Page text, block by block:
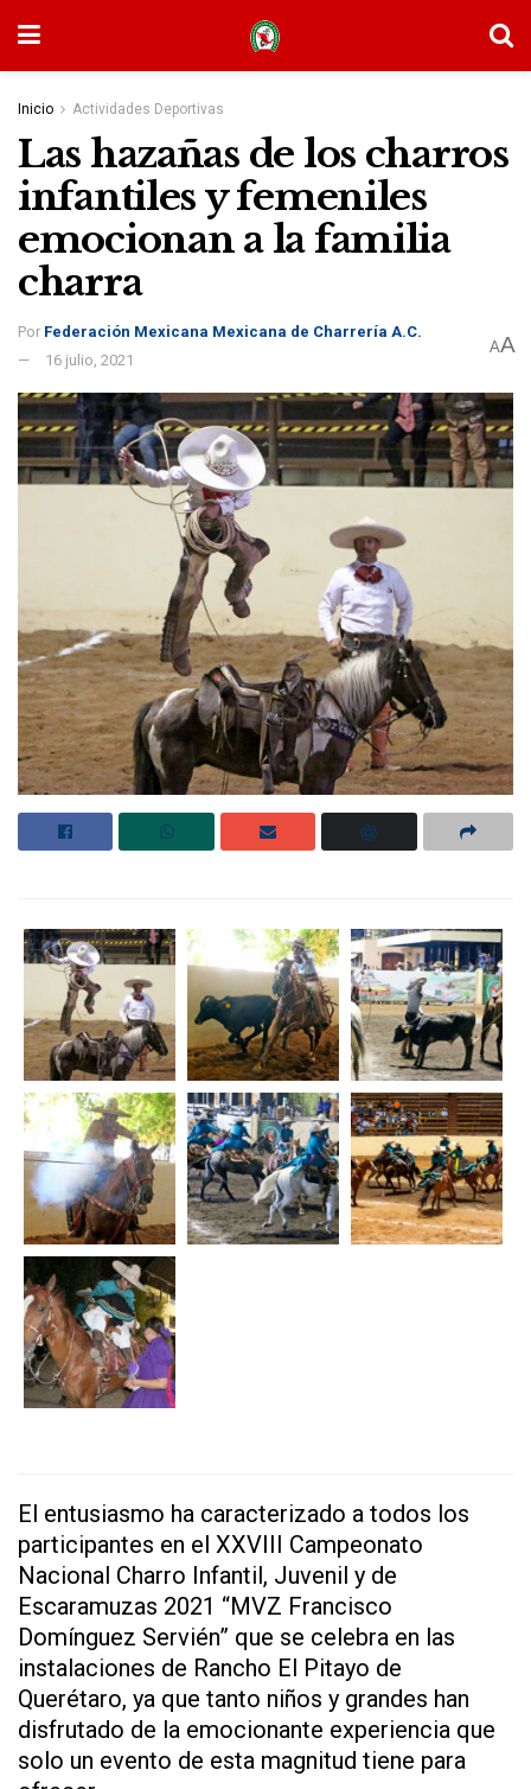
Inicio Actividades Deportivas
Las hazañas de los charros
infantiles y femeniles
emocionan a la familia
charra
Por Federación Mexicana Mexicana de Charrería A.C.
16 julio, 2021
AA
El entusiasmo ha caracterizado a todos los
participantes en el XXVIII Campeonato
Nacional Charro Infantil, Juvenil y de
Escaramuzas 2021 “MVZ Francisco
Domínguez Servién” que se celebra en las
instalaciones de Rancho El Pitayo de
Querétaro, ya que tanto niños y grandes han
disfrutado de la emocionante experiencia que
solo un evento de esta magnitud tiene para